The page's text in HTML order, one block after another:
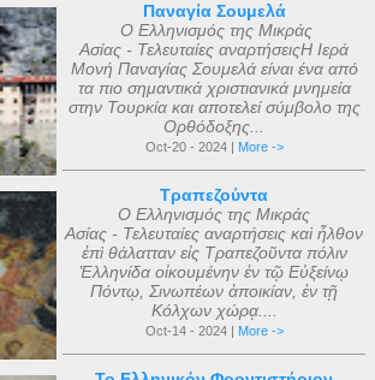
Παναγία Σουμελά
Ο Ελληνισμός της Μικράς
Ασίας - Τελευταίες αναρτήσειςΗ Ιερά
Μονή Παναγίας Σουμελά είναι ένα από
τα πιο σημαντικά χριστιανικά μνημεία
στην Τουρκία και αποτελεί σύμβολο της
Ορθόδοξης...
Oct-20 - 2024 | More ->
Τραπεζούντα
Ο Ελληνισμός της Μικράς
Ασίας - Τελευταίες αναρτήσεις καὶ ἦλθον
ἐπὶ θάλατταν εἰς Τραπεζοῦντα πόλιν
Ἑλληνίδα οἰκουμένην ἐν τῷ Εὐξείνῳ
Πόντῳ, Σινωπέων ἀποικίαν, ἐν τῇ
Κόλχων χώρᾳ....
Oct-14 - 2024 | More ->